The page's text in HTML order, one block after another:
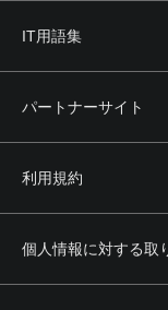
IT用語集
パートナーサイト
利用規約
個人情報に対する取